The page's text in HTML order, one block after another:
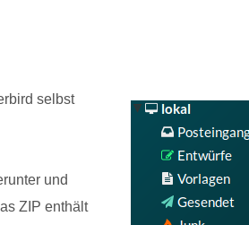
selbst
und
ZIP enthält